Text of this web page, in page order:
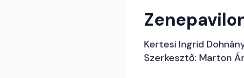
Kertesi Ingrid
Szerkesztő: Marton